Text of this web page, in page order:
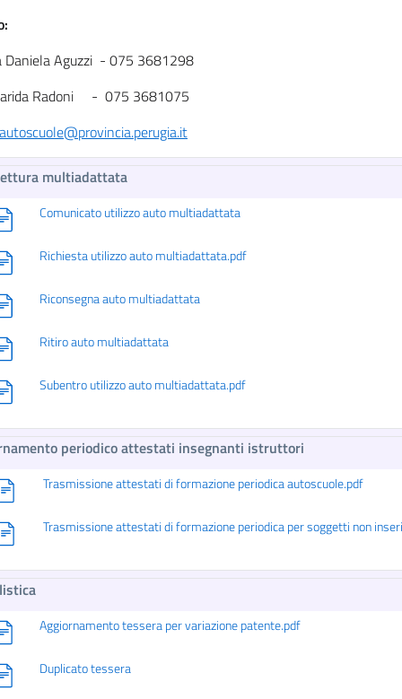
Daniela Aguzzi - 075 3681298
Radoni - 075 3681075
autoscuole@provincia.perugia.it
multiadattata
Comunicato utilizzo auto multiadattata
Richiesta utilizzo auto multiadattata.pdf
Riconsegna auto multiadattata
Ritiro auto multiadattata
Subentro utilizzo auto multiadattata.pdf
periodico attestati insegnanti istruttori
Trasmissione attestati di formazione periodica autoscuole.pdf
Trasmissione attestati di formazione periodica per soggetti non
Aggiornamento tessera per variazione patente.pdf
Duplicato tessera